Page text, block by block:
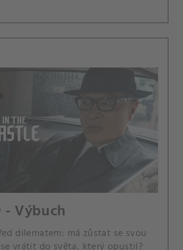
- Výbuch
dilematem: má zůstat se svou